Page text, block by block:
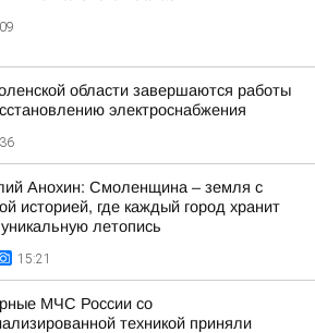
области завершаются работы
электроснабжения
Анохин: Смоленщина – земля с
историей, где каждый город хранит
летопись
15:21
МЧС России со
техникой приняли